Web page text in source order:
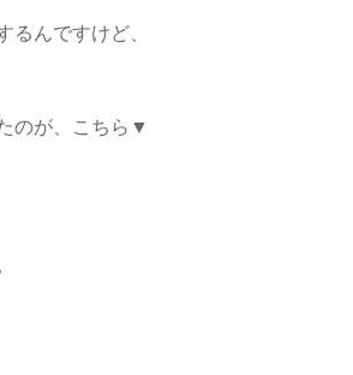
るんですけど、
のが、こちら▼
。